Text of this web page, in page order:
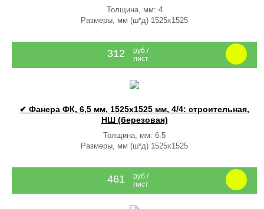
Толщина, мм: 4
Размеры, мм (ш*д) 1525x1525
312
руб./
лист
✔ Фанера ФК, 6,5 мм, 1525x1525 мм, 4/4: строительная,
НШ (березовая)
Толщина, мм: 6.5
Размеры, мм (ш*д) 1525x1525
461
руб./
лист